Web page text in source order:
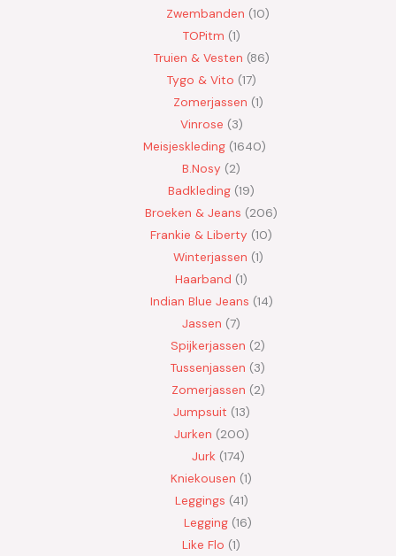
Zwembanden 10
TOPitm 1
Truien & Vesten 86
Tygo & Vito 17
Zomerjassen 1
Vinrose 3
Meisjeskleding 1640
B.Nosy
2
Badkleding 19
Broeken & Jeans
206
Frankie & Liberty 10
Winterjassen 1
Haarband 1
Indian Blue Jeans 14
Jassen 7
Spijkerjassen
2
Tussenjassen
3
Zomerjassen 2
Jumpsuit 13
Jurken 200
Jurk 174
Kniekousen 1
Leggings 41
Legging 16
Like Flo 1